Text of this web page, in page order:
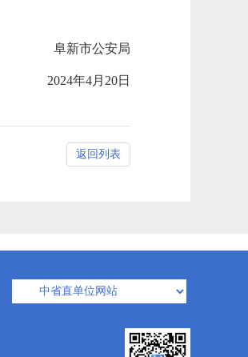
阜新市公安局
2024年4月20日
返回列表